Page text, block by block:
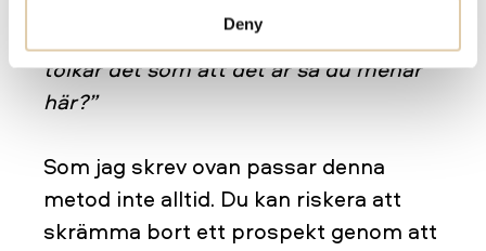
Deny
egentligen ABC. Gör jag fel om jag
tolkar det som att det är så du menar
här?”
Som jag skrev ovan passar denna
metod inte alltid. Du kan riskera att
skrämma bort ett prospekt genom att